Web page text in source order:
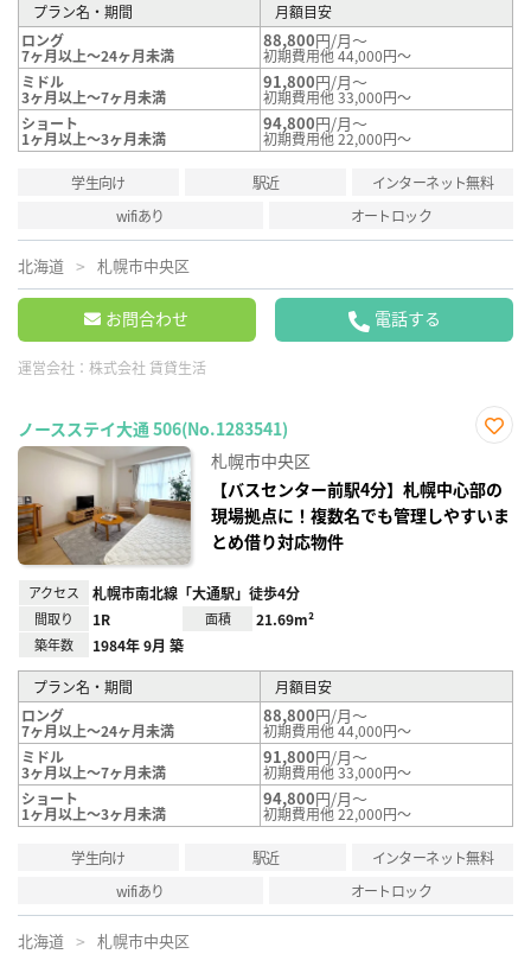
プラン名・期間
月額目安
ロング
7ヶ月以上～24ヶ月未満
88,800円/月～
初期費用他 44,000円～
ミドル
3ヶ月以上～7ヶ月未満
91,800円/月～
初期費用他 33,000円～
ショート
1ヶ月以上～3ヶ月未満
94,800円/月～
初期費用他 22,000円～
学生向け 駅近
インターネット無料
wifiあり
オートロック
北海道 札幌市中央区
お問合わせ 電話する
運営会社： 株式会社 賃貸生活
ノースステイ大通 506(No.1283541)
り登
録
札幌市中央区
【バスセンター前駅4分】札幌中心部の
現場拠点に！複数名でも管理しやすいま
とめ借り対応物件
アクセス 札幌市南北線「大通駅」徒歩4分
間取り 1R 面積 21.69m²
築年数 1984年 9月 築
プラン名・期間
月額目安
ロング
7ヶ月以上～24ヶ月未満
88,800円/月～
初期費用他 44,000円～
ミドル
3ヶ月以上～7ヶ月未満
91,800円/月～
初期費用他 33,000円～
ショート
1ヶ月以上～3ヶ月未満
94,800円/月～
初期費用他 22,000円～
学生向け 駅近
インターネット無料
wifiあり
オートロック
北海道 札幌市中央区